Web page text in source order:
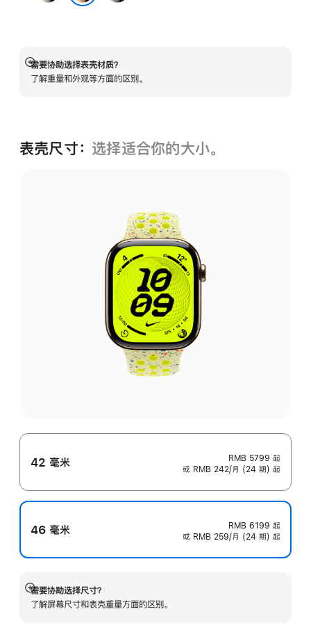
色
板
需要协助选择表壳材质？
了解重量和外观等方面的区别。
展
开
表壳尺寸： 选择适合你的大小。
42 毫米 RMB 5799 起
或 RMB 242/月 (24 期) 起
46 毫米 RMB 6199 起
或 RMB 259/月 (24 期) 起
需要协助选择尺寸？
了解屏幕尺寸和表壳重量方面的区别。
展
开